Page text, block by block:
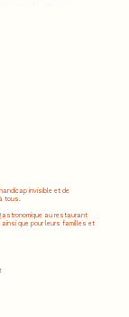
invisible et de
tous.
au restaurant
ainsi que pour leurs familles et